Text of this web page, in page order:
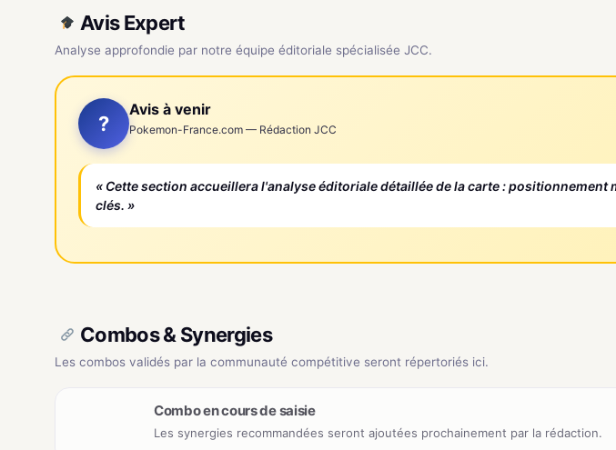
Avis Expert
Analyse approfondie par notre équipe éditoriale spécialisée JCC.
?
Avis à venir
Pokemon-France.com — Rédaction JCC
« Cette section accueillera l'analyse éditoriale détaillée de la carte :
clés. »
Combos & Synergies
Les combos validés par la communauté compétitive seront répertoriés ici.
Combo en cours de saisie
Les synergies recommandées seront ajoutées prochainement par la rédaction.